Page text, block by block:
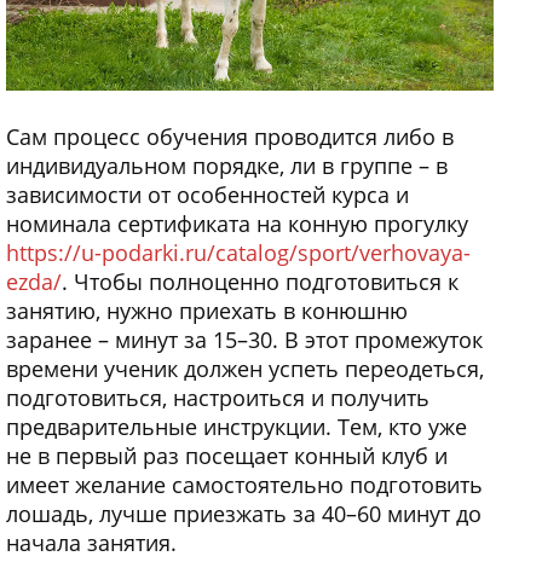
Сам процесс обучения проводится либо в
индивидуальном порядке, ли в группе – в
зависимости от особенностей курса и
номинала сертификата на конную прогулку
https://u-podarki.ru/catalog/sport/verhovaya-
ezda/. Чтобы полноценно подготовиться к
занятию, нужно приехать в конюшню
заранее – минут за 15–30. В этот промежуток
времени ученик должен успеть переодеться,
подготовиться, настроиться и получить
предварительные инструкции. Тем, кто уже
не в первый раз посещает конный клуб и
имеет желание самостоятельно подготовить
лошадь, лучше приезжать за 40–60 минут до
начала занятия.